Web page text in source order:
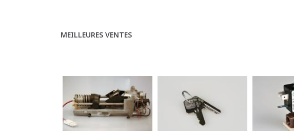
MEILLEURES VENTES